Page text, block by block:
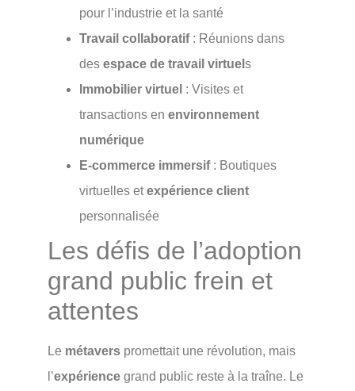
pour l’industrie et la santé
Travail collaboratif: Réunions dans
des espace de travail virtuel s
Immobilier virtuel : Visites et
transactions en environnement
numérique
E-commerce immersif: Boutiques
virtuelles etexpérience client
personnalisée
Les défis de l’adoption
grand public frein et
attentes
Le métavers promettait une révolution, mais
l’expérience grand public reste à la traîne. Le